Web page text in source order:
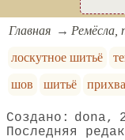
Главная Ремёсла,
лоскутное шитьё
шов
шитьё
dona